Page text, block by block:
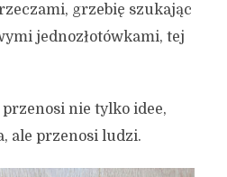
grzebię szukając
jednozłotówkami, tej
nie tylko idee,
ale przenosi ludzi.